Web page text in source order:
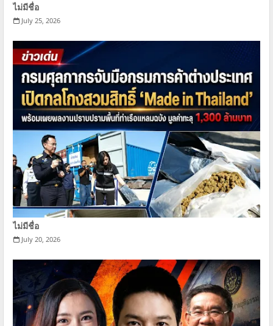
ไม่มีชื่อ
July 25, 2026
ไม่มีชื่อ
July 20, 2026